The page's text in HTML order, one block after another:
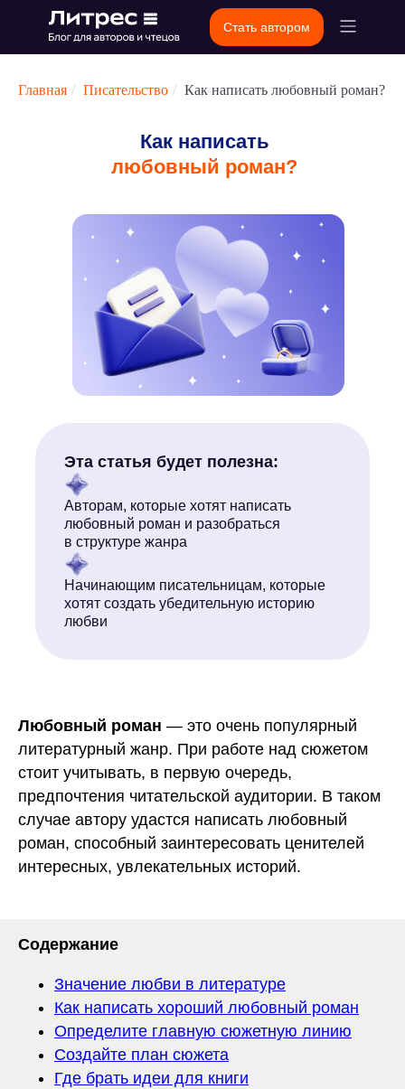
Стать автором
Главная / Писательство / Как написать любовный роман?
Как написать
любовный роман?
Что за услуги?
Эта статья будет полезна:
Авторам, которые хотят написать
любовный роман и разобраться
в структуре жанра
Начинающим писательницам, которые
хотят создать убедительную историю
любви
Любовный роман — это очень популярный
литературный жанр. При работе над сюжетом
стоит учитывать, в первую очередь,
предпочтения читательской аудитории. В таком
случае автору удастся написать любовный
роман, способный заинтересовать ценителей
интересных, увлекательных историй.
Содержание
Значение любви в литературе
Как написать хороший любовный роман
Определите главную сюжетную линию
Создайте план сюжета
Где брать идеи для книги